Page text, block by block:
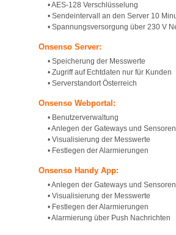
• AES-128 Verschlüsselung
• Sendeintervall an den Server 10
• Spannungsversorgung über 230 V
Onsenso Server:
• Speicherung der Messwerte
• Zugriff auf Echtdaten nur für Kunden
• Serverstandort Österreich
Onsenso Webportal:
• Benutzerverwaltung
• Anlegen der Gateways und Sensoren
• Visualisierung der Messwerte
• Festlegen der Alarmierungen
Onsenso Handy App:
• Anlegen der Gateways und Sensoren
• Visualisierung der Messwerte
• Festlegen der Alarmierungen
• Alarmierung über Push Nachrichten